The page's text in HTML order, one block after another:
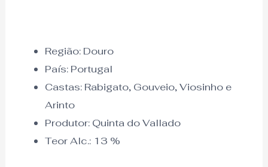
Região: Douro
País: Portugal
Castas: Rabigato, Gouveio, Viosinho e
Arinto
Produtor: Quinta do Vallado
Teor Alc.:13 %